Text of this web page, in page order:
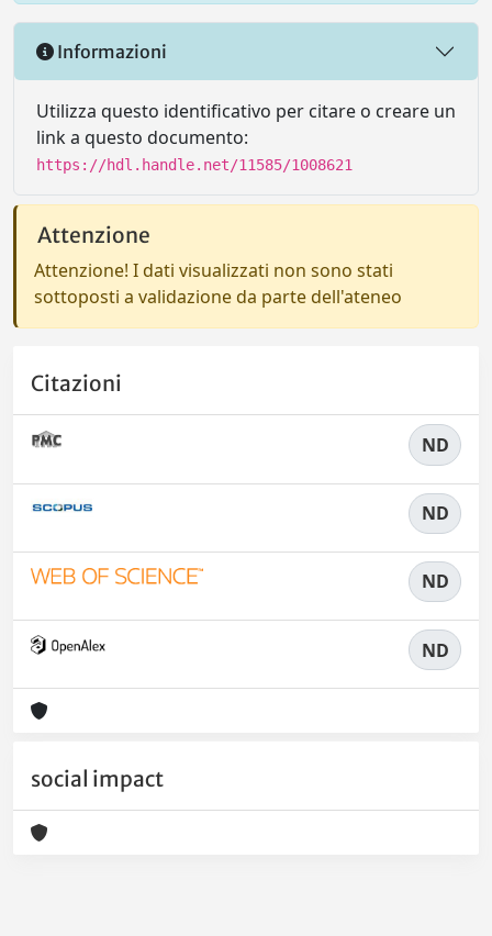
Informazioni
Utilizza questo identificativo per citare o creare un
link a questo documento:
https://hdl.handle.net/11585/1008621
Attenzione
Attenzione! I dati visualizzati non sono stati
sottoposti a validazione da parte dell'ateneo
Citazioni
ND
ND
ND
ND
social impact